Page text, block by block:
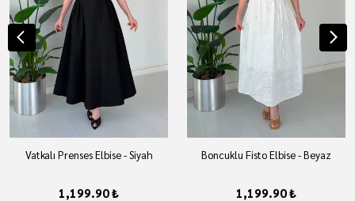
Vatkalı Prenses Elbise - Siyah
1,199.90 ₺
Boncuklu Fisto Elbise - Beyaz
1,199.90 ₺